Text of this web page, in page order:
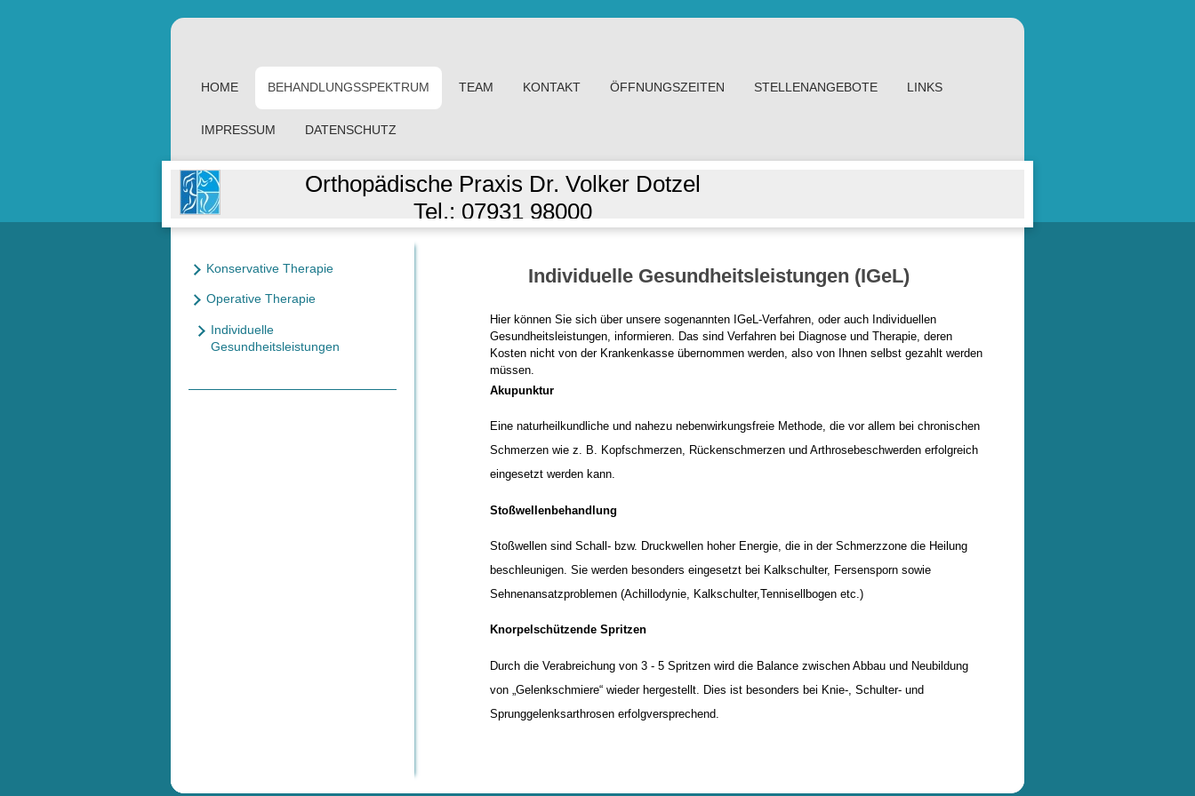
HOME BEHANDLUNGSSPEKTRUM TEAM KONTAKT ÖFFNUNGSZEITEN STELLENANGEBOTE LINKS
IMPRESSUM DATENSCHUTZ
Orthopädische Praxis Dr. Volker Dotzel
Tel.: 07931 98000
Individuelle Gesundheitsleistungen (IGeL)
Hier können Sie sich über unsere sogenannten IGeL-Verfahren, oder auch Individuellen
Gesundheitsleistungen, informieren. Das sind Verfahren bei Diagnose und Therapie, deren
Kosten nicht von der Krankenkasse übernommen werden, also von Ihnen selbst gezahlt werden
müssen.
Akupunktur
Eine naturheilkundliche und nahezu nebenwirkungsfreie Methode, die vor allem bei chronischen
Schmerzen wie z. B. Kopfschmerzen, Rückenschmerzen und Arthrosebeschwerden erfolgreich
eingesetzt werden kann.
Stoßwellenbehandlung
Stoßwellen sind Schall- bzw. Druckwellen hoher Energie, die in der Schmerzzone die Heilung
beschleunigen. Sie werden besonders eingesetzt bei Kalkschulter, Fersensporn sowie
Sehnenansatzproblemen (Achillodynie, Kalkschulter,Tennisellbogen etc.)
Knorpelschützende Spritzen
Durch die Verabreichung von 3 - 5 Spritzen wird die Balance zwischen Abbau und Neubildung
von „Gelenkschmiere“ wieder hergestellt. Dies ist besonders bei Knie-, Schulter- und
Sprunggelenksarthrosen erfolgversprechend.
Konservative Therapie
Operative Therapie
Individuelle
Gesundheitsleistungen